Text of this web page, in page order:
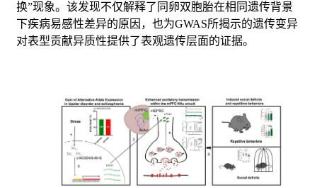
换”现象。该发现不仅解释了同卵双胞胎在相同遗传背景
下疾病易感性差异的原因，也为GWAS所揭示的遗传变异
对表型贡献异质性提供了表观遗传层面的证据。